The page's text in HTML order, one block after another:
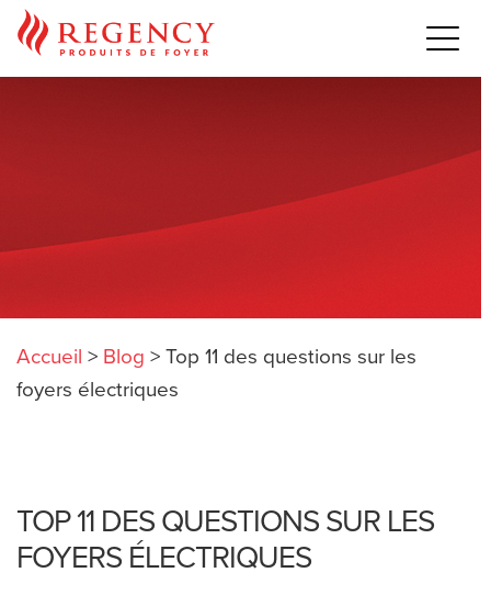
Accueil > Blog >Top 11 des questions sur les
foyers électriques
TOP 11 DES QUESTIONS SUR LES
FOYERS ÉLECTRIQUES